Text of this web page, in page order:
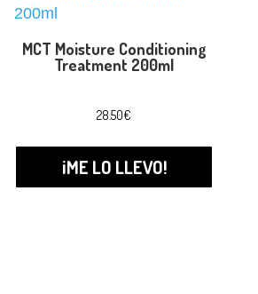
MCT Moisture Conditioning
Treatment 200ml
28.50€
¡ME LO LLEVO!